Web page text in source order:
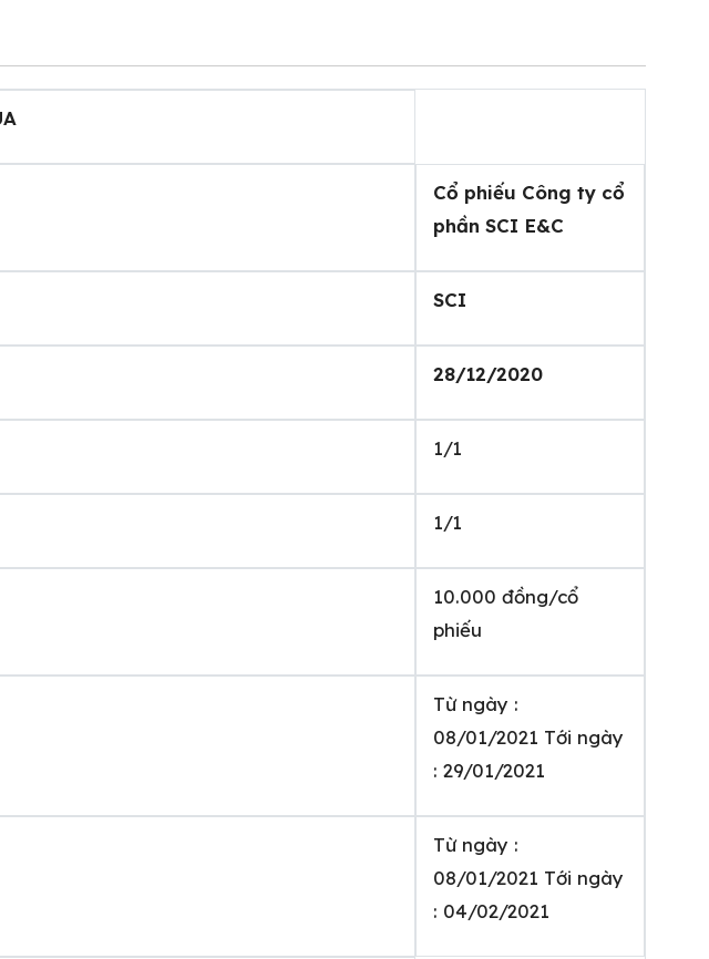
Cổ phiếu Công ty cổ
phần SCI E&C
SCI
28/12/2020
1/1
1/1
10.000 đồng/cổ
phiếu
Từ ngày :
08/01/2021 Tới ngày
: 29/01/2021
Từ ngày :
08/01/2021 Tới ngày
: 04/02/2021